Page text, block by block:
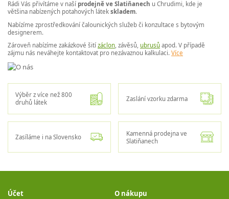
Rádi Vás přivítáme v naší prodejně ve Slatiňanech u Chrudimi, kde je
většina nabízených potahových látek skladem.
Nabízíme zprostředkování čalounických služeb či konzultace s bytovým
designerem.
Zároveň nabízíme zakázkové šití záclon, závěsů, ubrusů apod. V případě
zájmu nás neváhejte kontaktovat pro nezávaznou kalkulaci. Více
Výběr z více než 800
druhů látek
Zaslání vzorku zdarma
Zasíláme i na Slovensko
Kamenná prodejna ve
Slatiňanech
Účet O nákupu